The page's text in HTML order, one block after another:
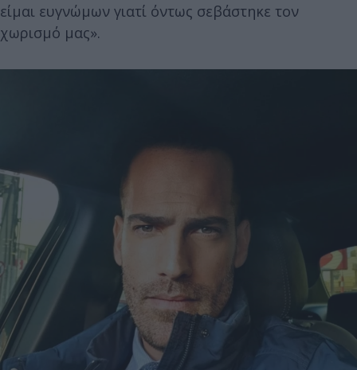
είμαι ευγνώμων γιατί όντως σεβάστηκε τον
χωρισμό μας».